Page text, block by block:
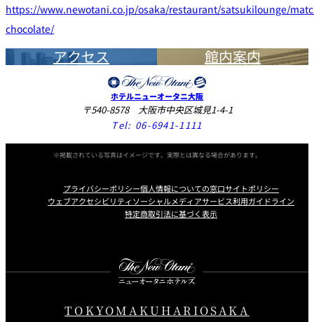
https://www.newotani.co.jp/osaka/restaurant/satsukilounge/
chocolate/
アクセス 館内案内
ホテルニューオータニ大阪
〒540-8578 大阪市中央区城見1-4-1
Tel: 06-6941-1111
※掲載されている写真はイメージです。実際とは異なる場合があります。
プライバシーポリシー個人情報についての窓口サイトポリシー
ウェブアクセシビリティソーシャルメディアサービス利用ガイドライン
特定商取引法に基づく表示
TOKYOMAKUHARIOSAKA